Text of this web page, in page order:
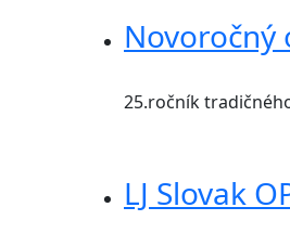
Novoročný
25.ročník
LJ Slovak